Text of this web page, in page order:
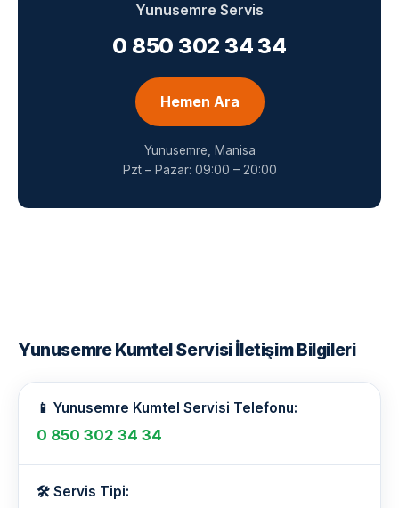
Yunusemre Servis
0 850 302 34 34
Hemen Ara
Yunusemre, Manisa
Pzt – Pazar: 09:00 – 20:00
Yunusemre Kumtel Servisi İletişim Bilgileri
📱 Yunusemre Kumtel Servisi Telefonu:
0 850 302 34 34
🛠️ Servis Tipi: